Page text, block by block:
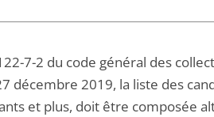
7-2 du code général des
décembre 2019, la liste des
et plus, doit être composée